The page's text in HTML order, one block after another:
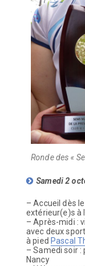
Ronde des «
Samedi 2
– Accueil dès
extérieur(e)s à
– Après-midi :
avec deux
à pied Pascal
– Samedi soir :
Nancy